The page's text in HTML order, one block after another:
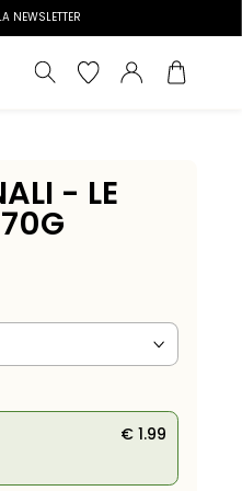
NEWSLETTER
- LE
€ 1.99